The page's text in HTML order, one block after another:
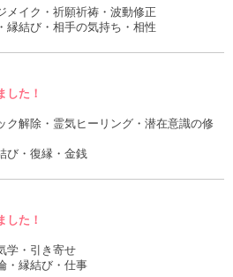
メイク・祈願祈祷・波動修正
縁結び・相手の気持ち・相性
した！
ク解除・霊気ヒーリング・潜在意識の修
び・復縁・金銭
した！
学・引き寄せ
・縁結び・仕事